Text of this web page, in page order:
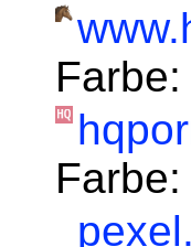
Farbe:
Farbe: